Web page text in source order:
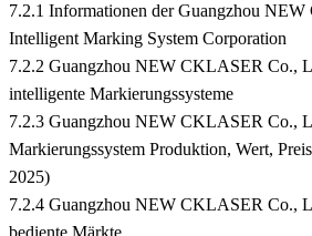
7.2.1 Informationen der Guangzhou
Intelligent Marking System Corporation
7.2.2 Guangzhou NEW CKLASER Co.,
intelligente Markierungssysteme
7.2.3 Guangzhou NEW CKLASER Co.,
Markierungssystem Produktion, Wert,
2025)
7.2.4 Guangzhou NEW CKLASER Co.,